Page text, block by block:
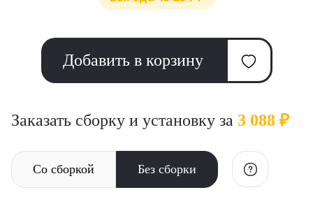
Добавить в корзину
Заказать сборку и установку за 3 088 ₽
Со сборкой Без сборки